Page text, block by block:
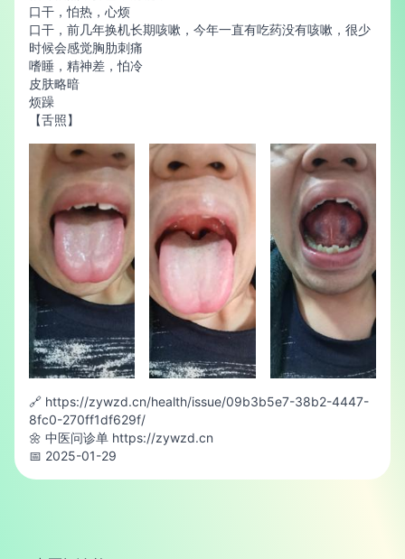
口干，怕热，心烦
口干，前几年换机长期咳嗽，今年一直有吃药没有咳嗽，很少
时候会感觉胸肋刺痛
嗜睡，精神差，怕冷
皮肤略暗
烦躁
【舌照】
🔗 https://zywzd.cn/health/issue/09b3b5e7-38b2-4447-
8fc0-270ff1df629f/
🌼 中医问诊单 https://zywzd.cn
📅 2025-01-29